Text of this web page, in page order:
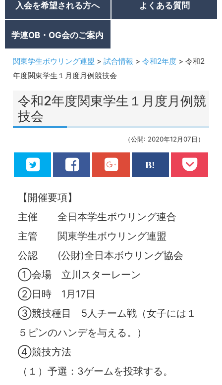
入会を希望される方へ よくある質問
学連OB・OG会のご案内
関東学生ボウリング連盟 >試合情報 >令和2年度 >令和2
年度関東学生１月度月例競技会
令和2年度関東学生１月度月例競
技会
（公開: 2020年12月07日）
【開催要項】
主催 全日本学生ボウリング連合
主管 関東学生ボウリング連盟
公認 (公財)全日本ボウリング協会
①会場 立川スターレーン
②日時 1 月 17日
③競技種目 5人チーム戦（女子には１
５ピンのハンデを与える。）
④競技方法
（１）予選： 3ゲームを投球する。